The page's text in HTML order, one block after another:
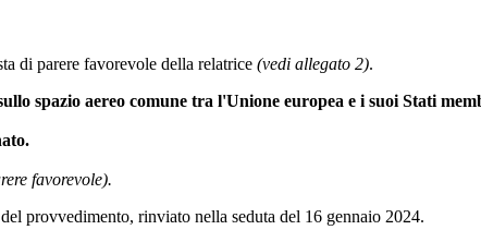
di parere favorevole della relatrice (vedi allegato 2).
spazio aereo comune tra l'Unione europea e i suoi Stati
favorevole).
provvedimento, rinviato nella seduta del 16 gennaio 2024.